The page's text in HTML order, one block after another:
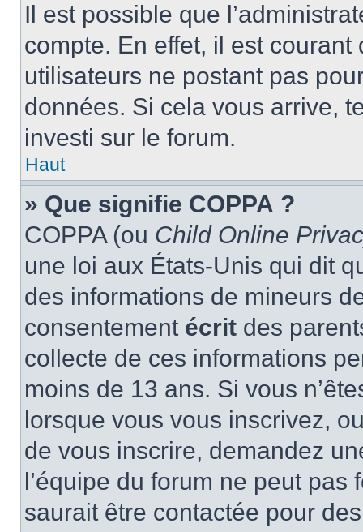
Il est possible que
compte. En effet, il est
utilisateurs ne postant pas
données. Si cela vous arrive,
investi sur le forum.
Haut
» Que signifie COPPA ?
COPPA (ou Child Online
une loi aux États-Unis qui dit
des informations de mineurs
consentement écrit des
collecte de ces informations
moins de 13 ans. Si vous
lorsque vous vous inscrivez,
de vous inscrire, demandez
l’équipe du forum ne peut
saurait être contactée pour